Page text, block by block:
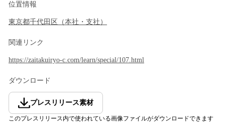
位置情報
東京都千代田区 （本社・支社 ）
関連リンク
https://zaitakuiryo-c.com/learn/special/107.html
ダウンロード
プレスリリース素材
このプレスリリース内で使われている画像ファイルがダウンロードできます